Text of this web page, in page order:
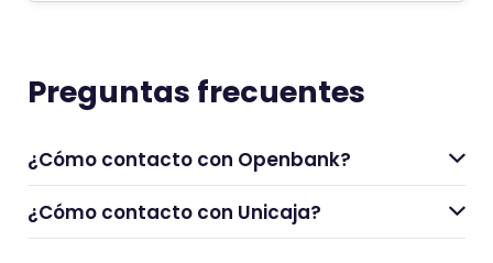
Preguntas frecuentes
¿Cómo contacto con Openbank?
¿Cómo contacto con Unicaja?